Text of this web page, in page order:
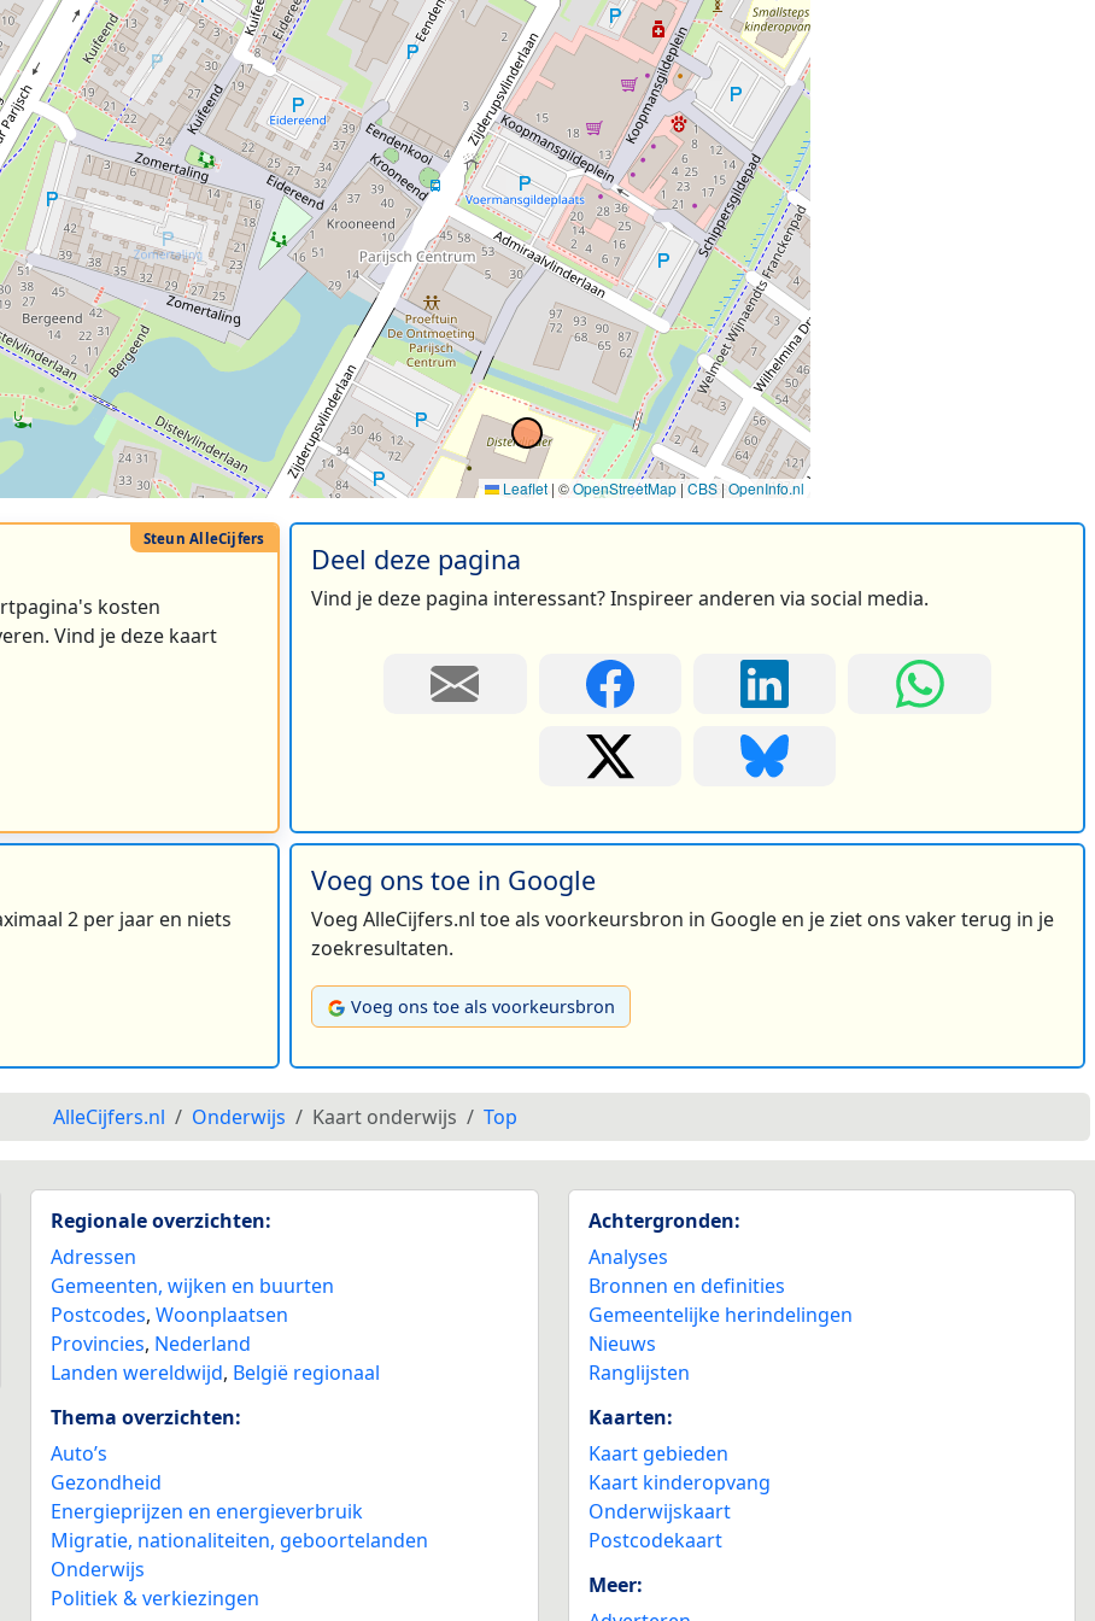
Leaflet | ©OpenStreetMap | CBS | OpenInfo.nl
kosten
Vind je deze kaart
Deel deze pagina
Vind je deze pagina interessant? Inspireer anderen via social media.
2 per jaar en niets
Voeg ons toe in Google
Voeg AlleCijfers.nl toe als voorkeursbron in Google en je ziet ons vaker terug in je
zoekresultaten.
Voeg ons toe als voorkeursbron
AlleCijfers.nl Onderwijs Kaart onderwijs Top
Regionale overzichten:
Adressen
Gemeenten, wijken en buurten
Postcodes,Woonplaatsen
Provincies, Nederland
Landen wereldwijd, België regionaal
Thema overzichten:
Auto’s
Gezondheid
Energieprijzen en energieverbruik
Migratie, nationaliteiten, geboortelanden
Onderwijs
Politiek & verkiezingen
Achtergronden:
Analyses
Bronnen en definities
Gemeentelijke herindelingen
Nieuws
Ranglijsten
Kaarten:
Kaart gebieden
Kaart kinderopvang
Onderwijskaart
Postcodekaart
Meer: